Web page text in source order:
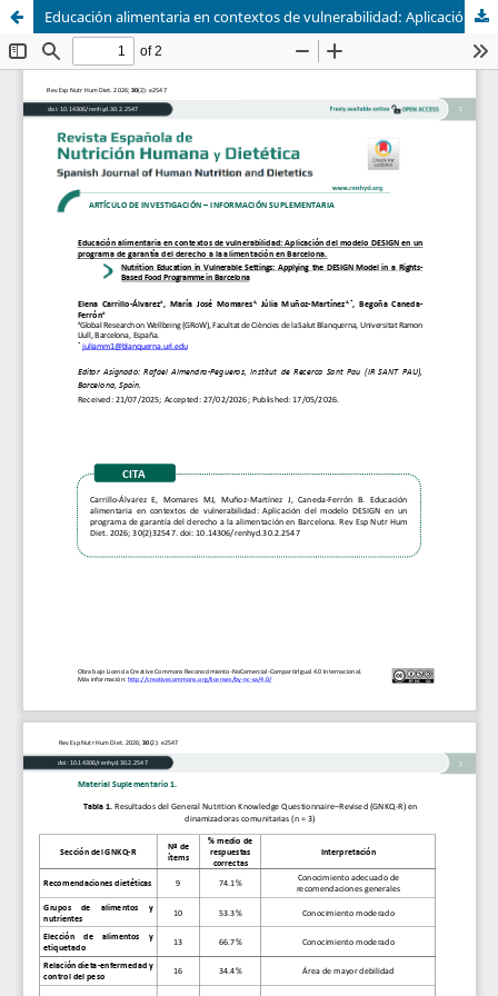
Educación alimentaria en contextos de vulnerabilidad: Aplicación del modelo DESIGN en un programa de garantía del derecho a la alimentación en Barcelona